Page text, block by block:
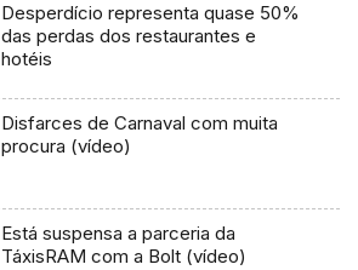
Desperdício representa quase 50%
das perdas dos restaurantes e
hotéis
Disfarces de Carnaval com muita
procura (vídeo)
Está suspensa a parceria da
TáxisRAM com a Bolt (vídeo)